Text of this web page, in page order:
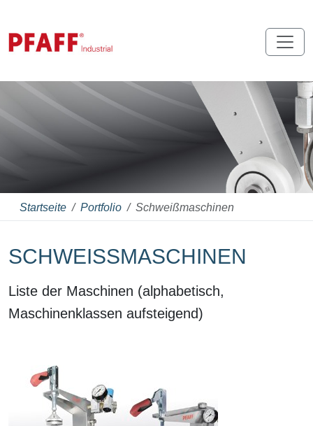
Startseite Portfolio Schweißmaschinen
SCHWEISSMASCHINEN
Liste der Maschinen (alphabetisch,
Maschinenklassen aufsteigend)